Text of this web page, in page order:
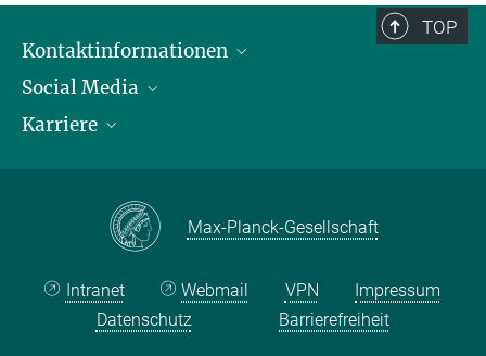
TOP
Kontaktinformationen
Öffnungszeiten & Anfahrt
Ansprechpersonen
Social Media
LinkedIn
Karriere
Max Planck Law
Max-Planck-Gesellschaft
Intranet Webmail VPN
Impressum
Datenschutz
Barrierefreiheit